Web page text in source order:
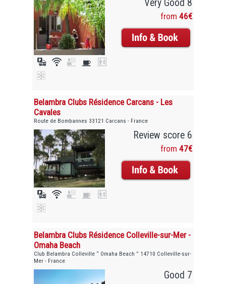
Very Good 8
from 46€
Belambra Clubs Résidence Carcans - Les
Cavales
Route de Bombannes 33121 Carcans - France
Review score 6
from 47€
Belambra Clubs Résidence Colleville-sur-Mer -
Omaha Beach
Club Belambra Colleville “ Omaha Beach ” 14710 Colleville-sur-
Mer - France
Good 7